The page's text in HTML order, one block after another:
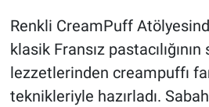
Renkli CreamPuff
klasik Fransız
lezzetlerinden creampuffı
teknikleriyle hazırladı.